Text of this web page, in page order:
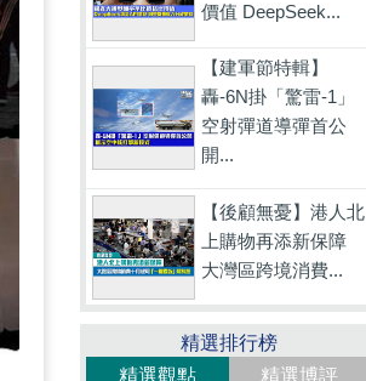
價值 DeepSeek...
【建軍節特輯】
轟-6N掛「驚雷-1」
空射彈道導彈首公
開...
【後顧無憂】港人北
上購物再添新保障
大灣區跨境消費...
精選排行榜
精選觀點
精選博評